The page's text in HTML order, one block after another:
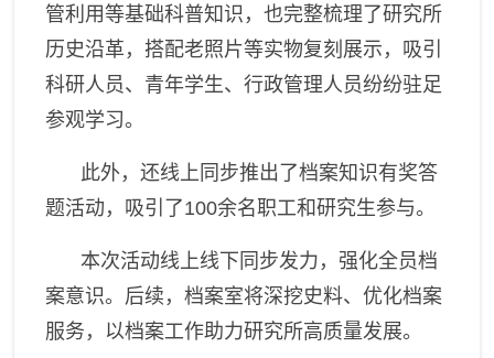
管利用等基础科普知识 ，也完整梳理 了研究所
历史沿革，搭配老照片等实物复刻展示 ， 吸引
科研人员、青年学生、行政管理人员纷纷驻足
参观学习。
此外，还线上同步推出 了档案知识有奖答
题活动， 吸引了100余名职工和研究生参与。
本次活动线上线下同步发力，强化全员档
案意识。后续 ，档案室将深挖史料、优化档案
服务，以档案工作助力研究所高质量发展。